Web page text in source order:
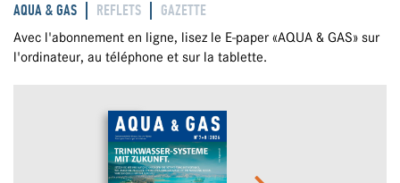
AQUA & GAS REFLETS GAZETTE
Avec l'abonnement en ligne, lisez le E-paper «AQUA & GAS» sur
l'ordinateur, au téléphone et sur la tablette.